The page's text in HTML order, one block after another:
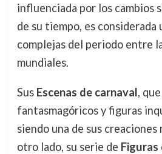
influenciada por los cambios
de su tiempo, es considerada
complejas del periodo entre
mundiales.
Sus Escenas de carnaval,
fantasmagóricos y figuras
siendo una de sus creaciones
otro lado, su serie de Figuras